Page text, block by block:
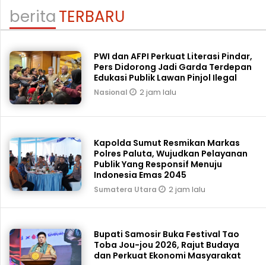
beritaTERBARU
PWI dan AFPI Perkuat Literasi Pindar,
Pers Didorong Jadi Garda Terdepan
Edukasi Publik Lawan Pinjol Ilegal
Nasional 2 jam lalu
Kapolda Sumut Resmikan Markas
Polres Paluta, Wujudkan Pelayanan
Publik Yang Responsif Menuju
Indonesia Emas 2045
Sumatera Utara 2 jam lalu
Bupati Samosir Buka Festival Tao
Toba Jou-jou 2026, Rajut Budaya
dan Perkuat Ekonomi Masyarakat